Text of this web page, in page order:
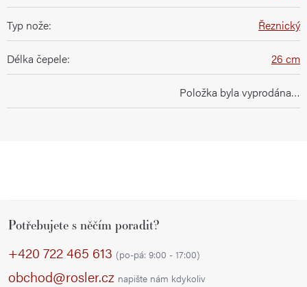
Typ nože: Řeznický
Délka čepele: 26 cm
Položka byla vyprodána…
Potřebujete s něčím poradit?
+420 722 465 613 (po-pá: 9:00 - 17:00)
obchod@rosler.cz napište nám kdykoliv